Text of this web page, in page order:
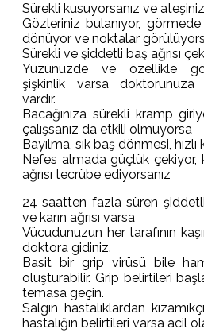
Sürekli kusuyorsanız ve
Gözleriniz bulanıyor, görmede
dönüyor ve noktalar
Sürekli ve şiddetli baş ağrısı
Yüzünüzde ve özellikle
şişkinlik varsa doktorunuza
vardır.
Bacağınıza sürekli kramp
çalışsanız da etkili olmuyorsa
Bayılma, sık baş dönmesi, hızlı
Nefes almada güçlük çekiyor,
ağrısı tecrübe ediyorsanız
24 saatten fazla süren
ve karın ağrısı varsa
Vücudunuzun her tarafının
doktora gidiniz.
Basit bir grip virüsü bile
oluşturabilir. Grip belirtileri
temasa geçin.
Salgın hastalıklardan
hastalığın belirtileri varsa acil